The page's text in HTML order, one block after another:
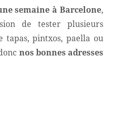
semaine à Barcelone,
de tester plusieurs
tapas, pintxos, paella ou
nos bonnes adresses